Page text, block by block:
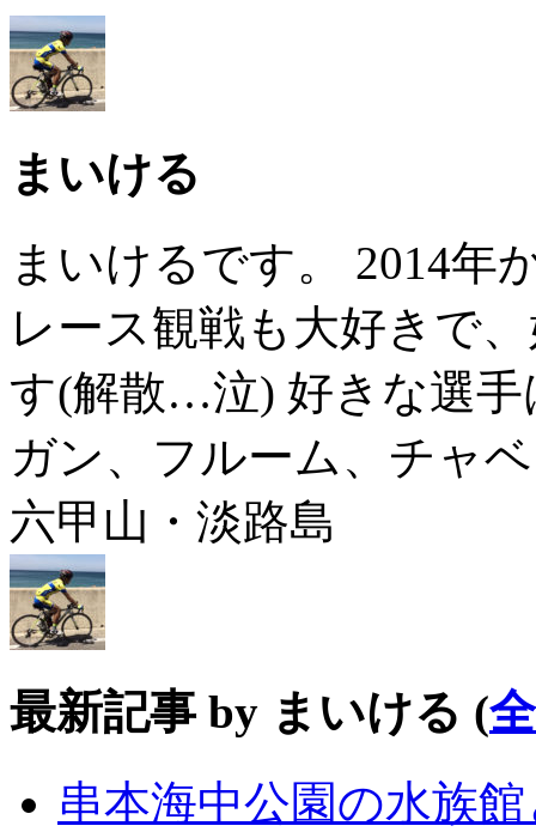
まいける
まいけるです。 2014年
レース観戦も大好きで
す(解散…泣) 好きな選
ガン、フルーム、チャ
六甲山・淡路島
最新記事 by まいける (
串本海中公園の水族